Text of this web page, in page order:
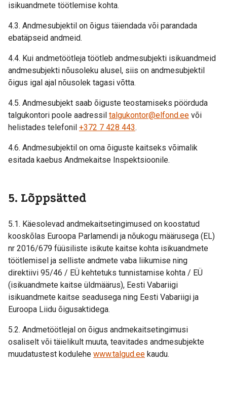
isikuandmete töötlemise kohta.
4.3. Andmesubjektil on õigus täiendada või parandada
ebatäpseid andmeid.
4.4. Kui andmetöötleja töötleb andmesubjekti isikuandmeid
andmesubjekti nõusoleku alusel, siis on andmesubjektil
õigus igal ajal nõusolek tagasi võtta.
4.5. Andmesubjekt saab õiguste teostamiseks pöörduda
talgukontori poole aadressil talgukontor@elfond.ee või
helistades telefonil +372 7 428 443.
4.6. Andmesubjektil on oma õiguste kaitseks võimalik
esitada kaebus Andmekaitse Inspektsioonile.
5. Lõppsätted
5.1. Käesolevad andmekaitsetingimused on koostatud
kooskõlas Euroopa Parlamendi ja nõukogu määrusega (EL)
nr 2016/679 füüsiliste isikute kaitse kohta isikuandmete
töötlemisel ja selliste andmete vaba liikumise ning
direktiivi 95/46 / EÜ kehtetuks tunnistamise kohta / EÜ
(isikuandmete kaitse üldmäärus), Eesti Vabariigi
isikuandmete kaitse seadusega ning Eesti Vabariigi ja
Euroopa Liidu õigusaktidega.
5.2. Andmetöötlejal on õigus andmekaitsetingimusi
osaliselt või täielikult muuta, teavitades andmesubjekte
muudatustest kodulehe www.talgud.ee kaudu.